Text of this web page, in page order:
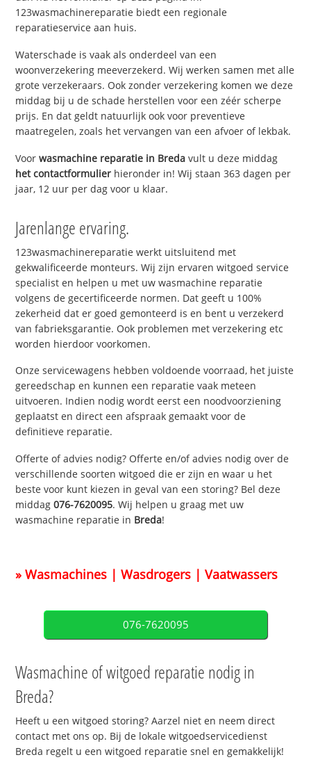
123wasmachinereparatie biedt een regionale
reparatieservice aan huis.
Waterschade is vaak als onderdeel van een
woonverzekering meeverzekerd. Wij werken samen met alle
grote verzekeraars. Ook zonder verzekering komen we deze
middag bij u de schade herstellen voor een zéér scherpe
prijs. En dat geldt natuurlijk ook voor preventieve
maatregelen, zoals het vervangen van een afvoer of lekbak.
Voorwasmachine reparatie in Breda vult u deze middag
het contactformulier hieronder in! Wij staan 363 dagen per
jaar, 12 uur per dag voor u klaar.
Jarenlange ervaring.
123wasmachinereparatie werkt uitsluitend met
gekwalificeerde monteurs. Wij zijn ervaren witgoed service
specialist en helpen u met uw wasmachine reparatie
volgens de gecertificeerde normen. Dat geeft u 100%
zekerheid dat er goed gemonteerd is en bent u verzekerd
van fabrieksgarantie. Ook problemen met verzekering etc
worden hierdoor voorkomen.
Onze servicewagens hebben voldoende voorraad, het juiste
gereedschap en kunnen een reparatie vaak meteen
uitvoeren. Indien nodig wordt eerst een noodvoorziening
geplaatst en direct een afspraak gemaakt voor de
definitieve reparatie.
Offerte of advies nodig? Offerte en/of advies nodig over de
verschillende soorten witgoed die er zijn en waar u het
beste voor kunt kiezen in geval van een storing? Bel deze
middag076-7620095. Wij helpen u graag met uw
wasmachine reparatie in Breda!
» Wasmachines | Wasdrogers | Vaatwassers
076-7620095
Wasmachine of witgoed reparatie nodig in
Breda?
Heeft u een witgoed storing? Aarzel niet en neem direct
contact met ons op. Bij de lokale witgoedservicedienst
Breda regelt u een witgoed reparatie snel en gemakkelijk!